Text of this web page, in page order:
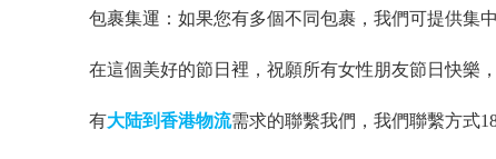
包裹集運：如果您有多個不同包裹，我們可提供集
在這個美好的節日裡，祝願所有女性朋友節日快樂
有大陆到香港物流需求的聯繫我們，我們聯繫方式